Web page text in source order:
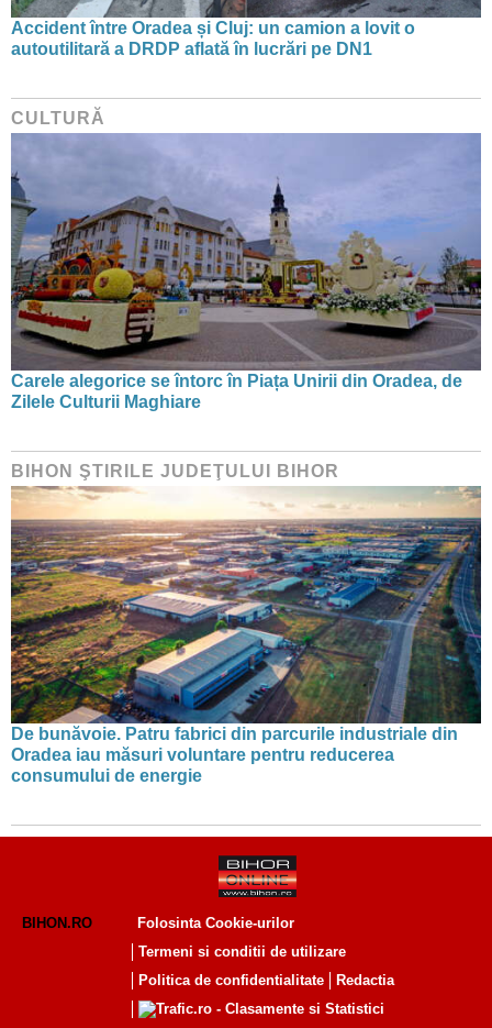
Accident între Oradea și Cluj: un camion a lovit o
autoutilitară a DRDP aflată în lucrări pe DN1
CULTURĂ
Carele alegorice se întorc în Piața Unirii din Oradea, de
Zilele Culturii Maghiare
BIHON ŞTIRILE JUDEŢULUI BIHOR
De bunăvoie. Patru fabrici din parcurile industriale din
Oradea iau măsuri voluntare pentru reducerea
consumului de energie
BIHON.RO
Folosinta Cookie-urilor
Termeni si conditii de utilizare
Politica de confidentialitate
Redactia